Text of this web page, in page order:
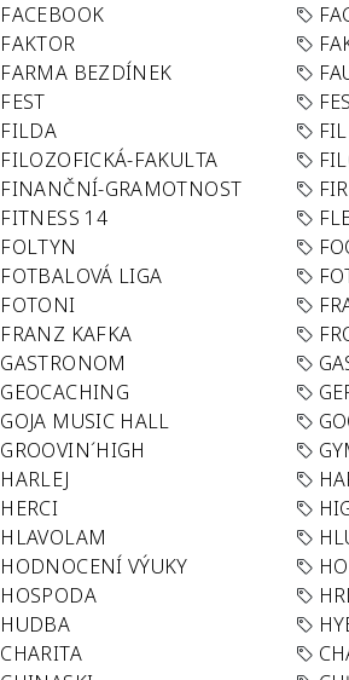
FACEBOOK
FAKTOR
FARMA BEZDÍNEK
FEST
FILDA
FILOZOFICKÁ-FAKULTA
FINANČNÍ-GRAMOTNOST
FITNESS 14
FOLTYN
FOTBALOVÁ LIGA
FOTONI
FRANZ KAFKA
GASTRONOM
GEOCACHING
GOJA MUSIC HALL
GROOVIN´HIGH
HARLEJ
HERCI
HLAVOLAM
HODNOCENÍ VÝUKY
HOSPODA
HUDBA
CHARITA